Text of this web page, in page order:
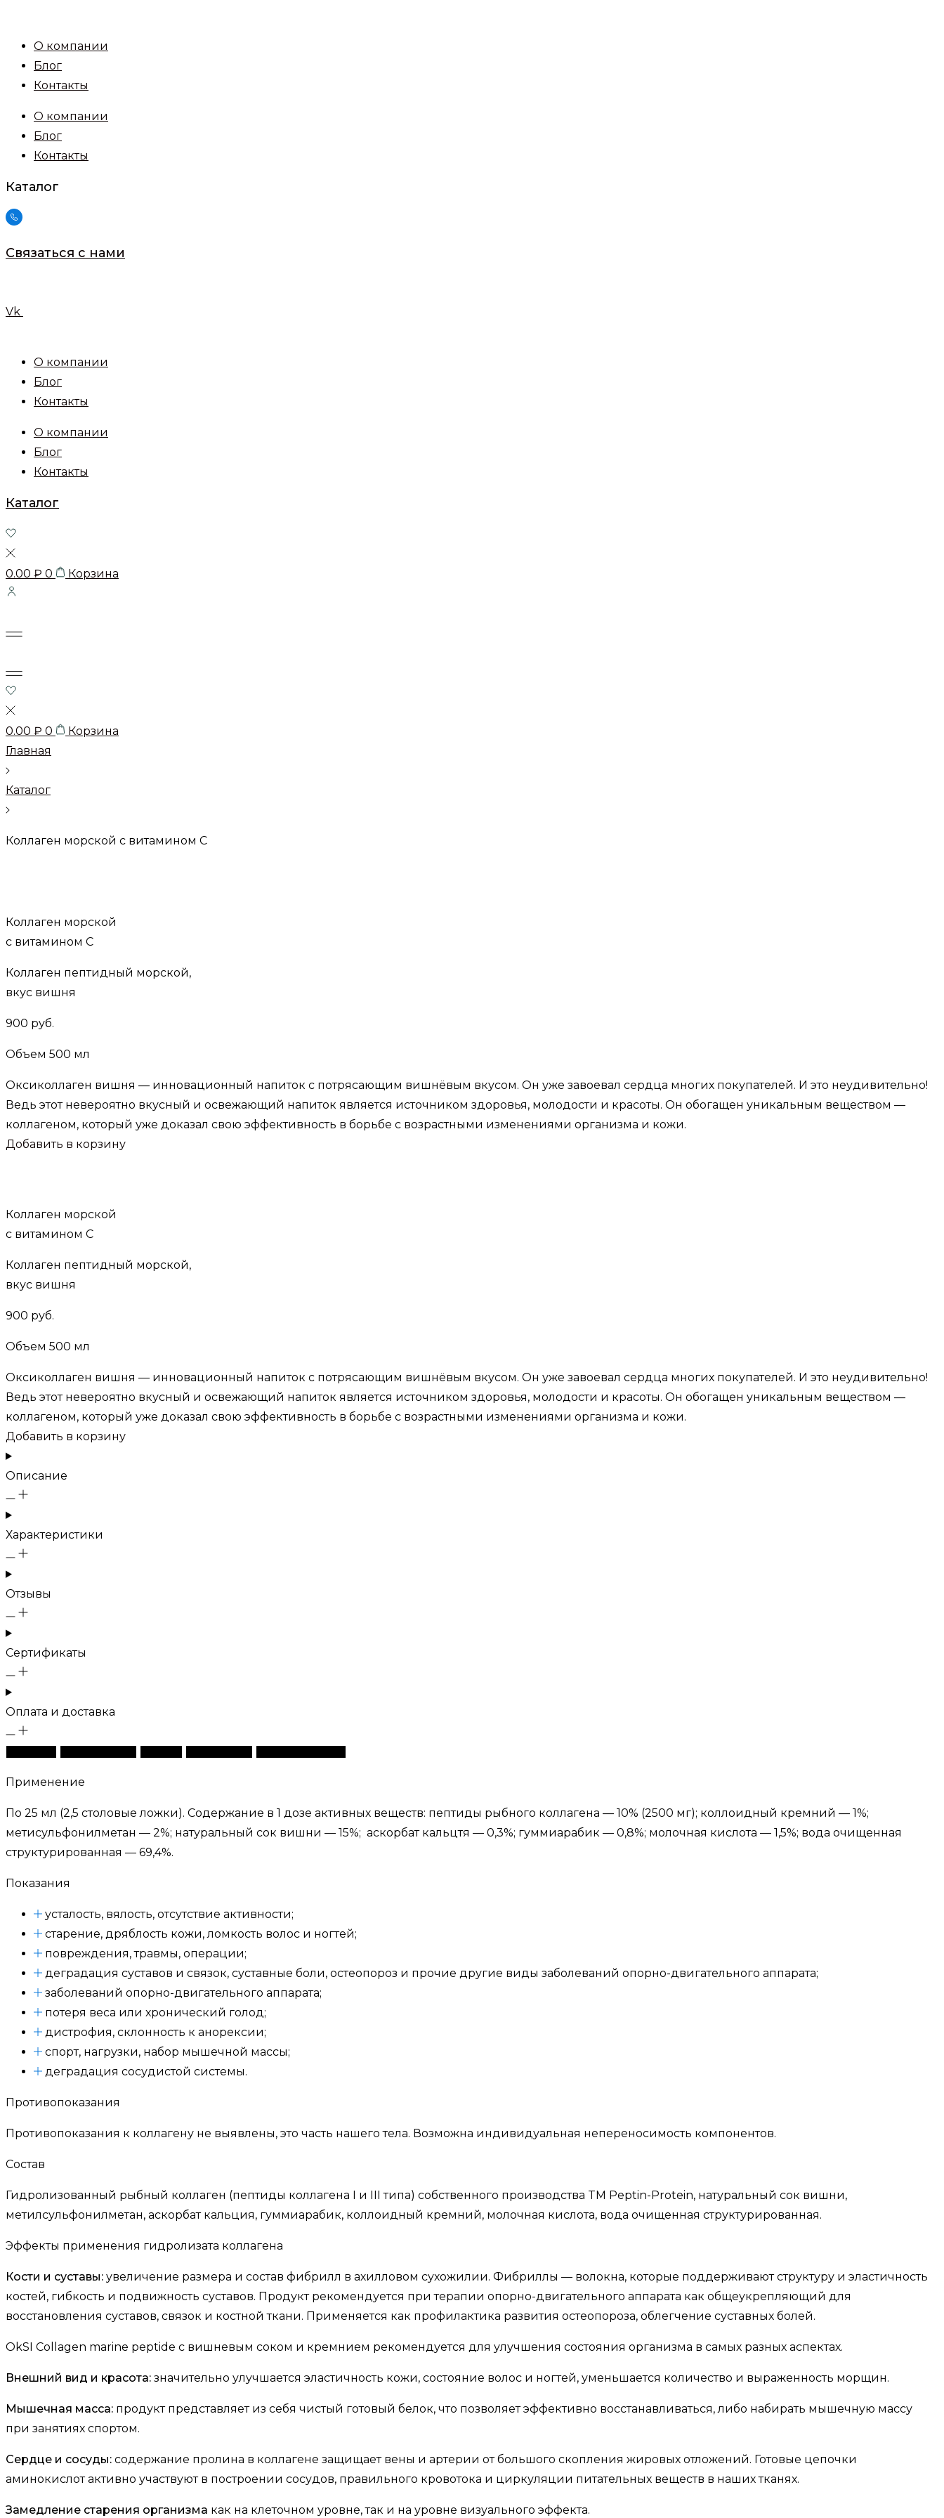
содержимому
О компании
Блог
Контакты
О компании
Блог
Контакты
Каталог
Связаться с нами
Vk
О компании
Блог
Контакты
О компании
Блог
Контакты
Каталог
0.00 ₽ 0 Корзина
0.00 ₽ 0
Корзина
Главная
Каталог
Коллаген морской с витамином С
Коллаген морской
с витамином С
Коллаген пептидный морской,
вкус вишня
900 руб.
Объем 500 мл
Оксиколлаген вишня — инновационный напиток с потрясающим вишнёвым вкусом. Он уже завоевал сердца многих покупателей. И это неудивительно!
Ведь этот невероятно вкусный и освежающий напиток является источником здоровья, молодости и красоты. Он обогащен уникальным веществом —
коллагеном, который уже доказал свою эффективность в борьбе с возрастными изменениями организма и кожи.
Добавить в корзину
Коллаген морской
с витамином С
Коллаген пептидный морской,
вкус вишня
900 руб.
Объем 500 мл
Оксиколлаген вишня — инновационный напиток с потрясающим вишнёвым вкусом. Он уже завоевал сердца многих покупателей. И это неудивительно!
Ведь этот невероятно вкусный и освежающий напиток является источником здоровья, молодости и красоты. Он обогащен уникальным веществом —
коллагеном, который уже доказал свою эффективность в борьбе с возрастными изменениями организма и кожи.
Добавить в корзину
Описание
Характеристики
Отзывы
Сертификаты
Оплата и доставка
Применение
По 25 мл (2,5 столовые ложки). Содержание в 1 дозе активных веществ: пептиды рыбного коллагена — 10% (2500 мг); коллоидный кремний — 1%;
метисульфонилметан — 2%; натуральный сок вишни — 15%; аскорбат кальцтя — 0,3%; гуммиарабик — 0,8%; молочная кислота — 1,5%; вода очищенная
структурированная — 69,4%.
Показания
усталость, вялость, отсутствие активности;
старение, дряблость кожи, ломкость волос и ногтей;
повреждения, травмы, операции;
деградация суставов и связок, суставные боли, остеопороз и прочие другие виды заболеваний опорно-двигательного аппарата;
заболеваний опорно-двигательного аппарата;
потеря веса или хронический голод;
дистрофия, склонность к анорексии;
спорт, нагрузки, набор мышечной массы;
деградация сосудистой системы.
Противопоказания
Противопоказания к коллагену не выявлены, это часть нашего тела. Возможна индивидуальная непереносимость компонентов.
Состав
Гидролизованный рыбный коллаген (пептиды коллагена I и III типа) собственного производства TM Peptin-Protein, натуральный сок вишни,
метилсульфонилметан, аскорбат кальция, гуммиарабик, коллоидный кремний, молочная кислота, вода очищенная структурированная.
Эффекты применения гидролизата коллагена
Кости и суставы: увеличение размера и состав фибрилл в ахилловом сухожилии. Фибриллы — волокна, которые поддерживают структуру и эластичность
костей, гибкость и подвижность суставов. Продукт рекомендуется при терапии опорно-двигательного аппарата как общеукрепляющий для
восстановления суставов, связок и костной ткани. Применяется как профилактика развития остеопороза, облегчение суставных болей.
OkSI Collagen marine peptide с вишневым соком и кремнием рекомендуется для улучшения состояния организма в самых разных аспектах.
Внешний вид и красота: значительно улучшается эластичность кожи, состояние волос и ногтей, уменьшается количество и выраженность морщин.
Мышечная масса: продукт представляет из себя чистый готовый белок, что позволяет эффективно восстанавливаться, либо набирать мышечную массу
при занятиях спортом.
Сердце и сосуды: содержание пролина в коллагене защищает вены и артерии от большого скопления жировых отложений. Готовые цепочки
аминокислот активно участвуют в построении сосудов, правильного кровотока и циркуляции питательных веществ в наших тканях.
Замедление старения организма как на клеточном уровне, так и на уровне визуального эффекта.